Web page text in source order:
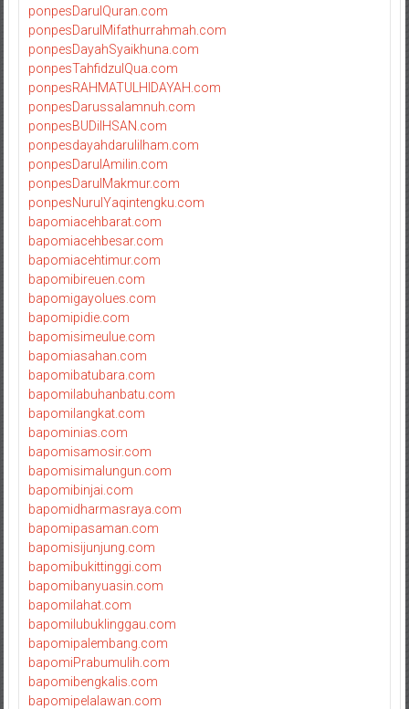
ponpesDarulQuran.com
ponpesDarulMifathurrahmah.com
ponpesDayahSyaikhuna.com
ponpesTahfidzulQua.com
ponpesRAHMATULHIDAYAH.com
ponpesDarussalamnuh.com
ponpesBUDiIHSAN.com
ponpesdayahdarulilham.com
ponpesDarulAmilin.com
ponpesDarulMakmur.com
ponpesNurulYaqintengku.com
bapomiacehbarat.com
bapomiacehbesar.com
bapomiacehtimur.com
bapomibireuen.com
bapomigayolues.com
bapomipidie.com
bapomisimeulue.com
bapomiasahan.com
bapomibatubara.com
bapomilabuhanbatu.com
bapomilangkat.com
bapominias.com
bapomisamosir.com
bapomisimalungun.com
bapomibinjai.com
bapomidharmasraya.com
bapomipasaman.com
bapomisijunjung.com
bapomibukittinggi.com
bapomibanyuasin.com
bapomilahat.com
bapomilubuklinggau.com
bapomipalembang.com
bapomiPrabumulih.com
bapomibengkalis.com
bapomipelalawan.com